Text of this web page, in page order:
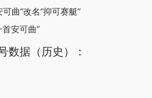
曲”改名“抑可赛艇”
安可曲”
数据（历史）：